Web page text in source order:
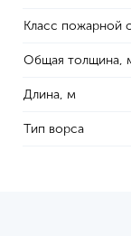
Класс пожарной
Общая толщина,
Длина, м
Тип ворса